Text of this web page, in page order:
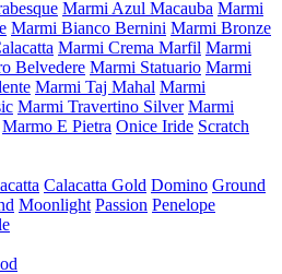
Marmi Azul Macauba Marmi
Marmi Bianco Bernini Marmi Bronze
Marmi Crema Marfil Marmi
Belvedere Marmi Statuario Marmi
Marmi Taj Mahal Marmi
Marmi Travertino Silver Marmi
Marmo E Pietra Onice Iride Scratch
Calacatta Gold Domino Ground
Moonlight Passion Penelope